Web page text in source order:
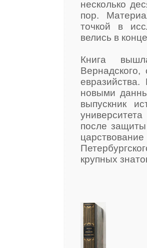
несколько
пор.
точкой в
велись в
Книга
евразийства.
новыми
выпускник
после защиты
крупных